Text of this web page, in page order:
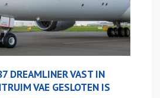
DREAMLINER VAST IN
VAE GESLOTEN IS